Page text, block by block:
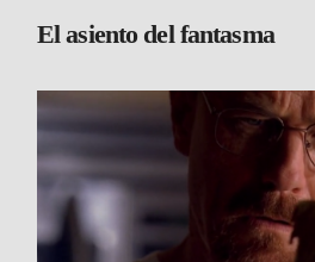
El asiento del fantasma